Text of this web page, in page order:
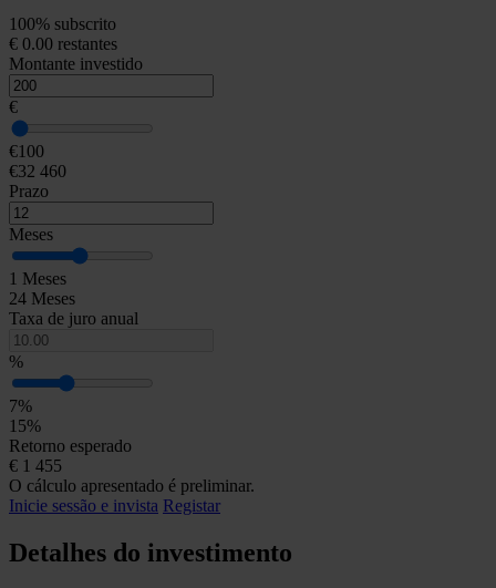
100% subscrito
€ 0.00 restantes
Montante investido
€
€100
€32 460
Prazo
Meses
1 Meses
24 Meses
Taxa de juro anual
%
7%
15%
Retorno esperado
€ 1 455
O cálculo apresentado é preliminar.
Inicie sessão e invista Registar
Detalhes do investimento